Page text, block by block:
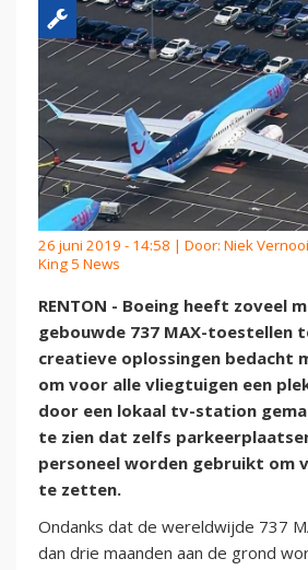
26 juni 2019 - 14:58 | Door: Niek
King 5 News
RENTON - Boeing heeft zoveel
gebouwde 737 MAX-toestellen
creatieve oplossingen bedacht
om voor alle vliegtuigen een
door een lokaal tv-station
te zien dat zelfs
personeel worden gebruikt om
te zetten.
Ondanks dat de wereldwijde 737
dan drie maanden aan de grond